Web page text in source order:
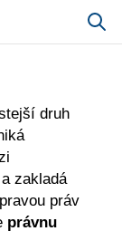
druh
zakladá
práv
právnu